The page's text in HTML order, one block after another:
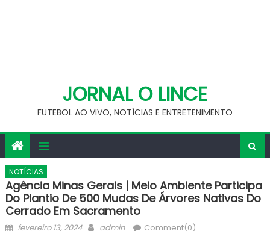
JORNAL O LINCE
FUTEBOL AO VIVO, NOTÍCIAS E ENTRETENIMENTO
NOTÍCIAS
Agência Minas Gerais | Meio Ambiente Participa
Do Plantio De 500 Mudas De Árvores Nativas Do
Cerrado Em Sacramento
Posted
fevereiro 13, 2024 Author
admin Comment(0)